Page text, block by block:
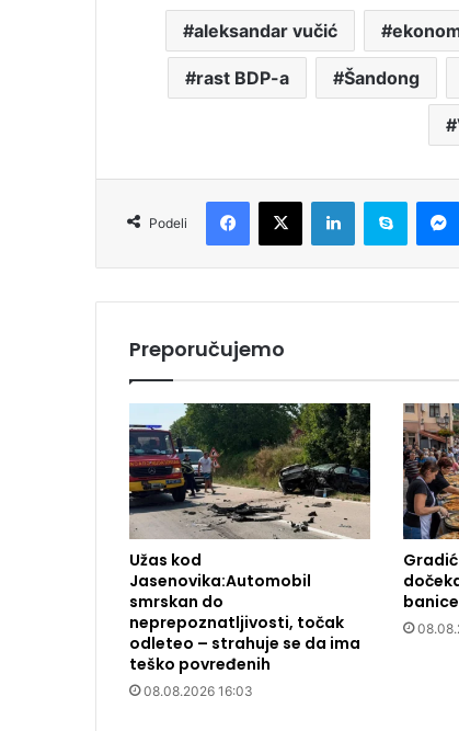
aleksandar vučić
rast BDP-a Šandong
Podeli
Preporučujemo
Užas kod
Jasenovika:Automobil
smrskan do
neprepoznatljivosti, točak
odleteo – strahuje se da ima
teško povređenih
08.08.2026 16:03